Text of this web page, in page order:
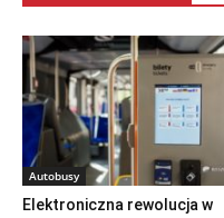
Autobusy
Elektroniczna rewolucja w